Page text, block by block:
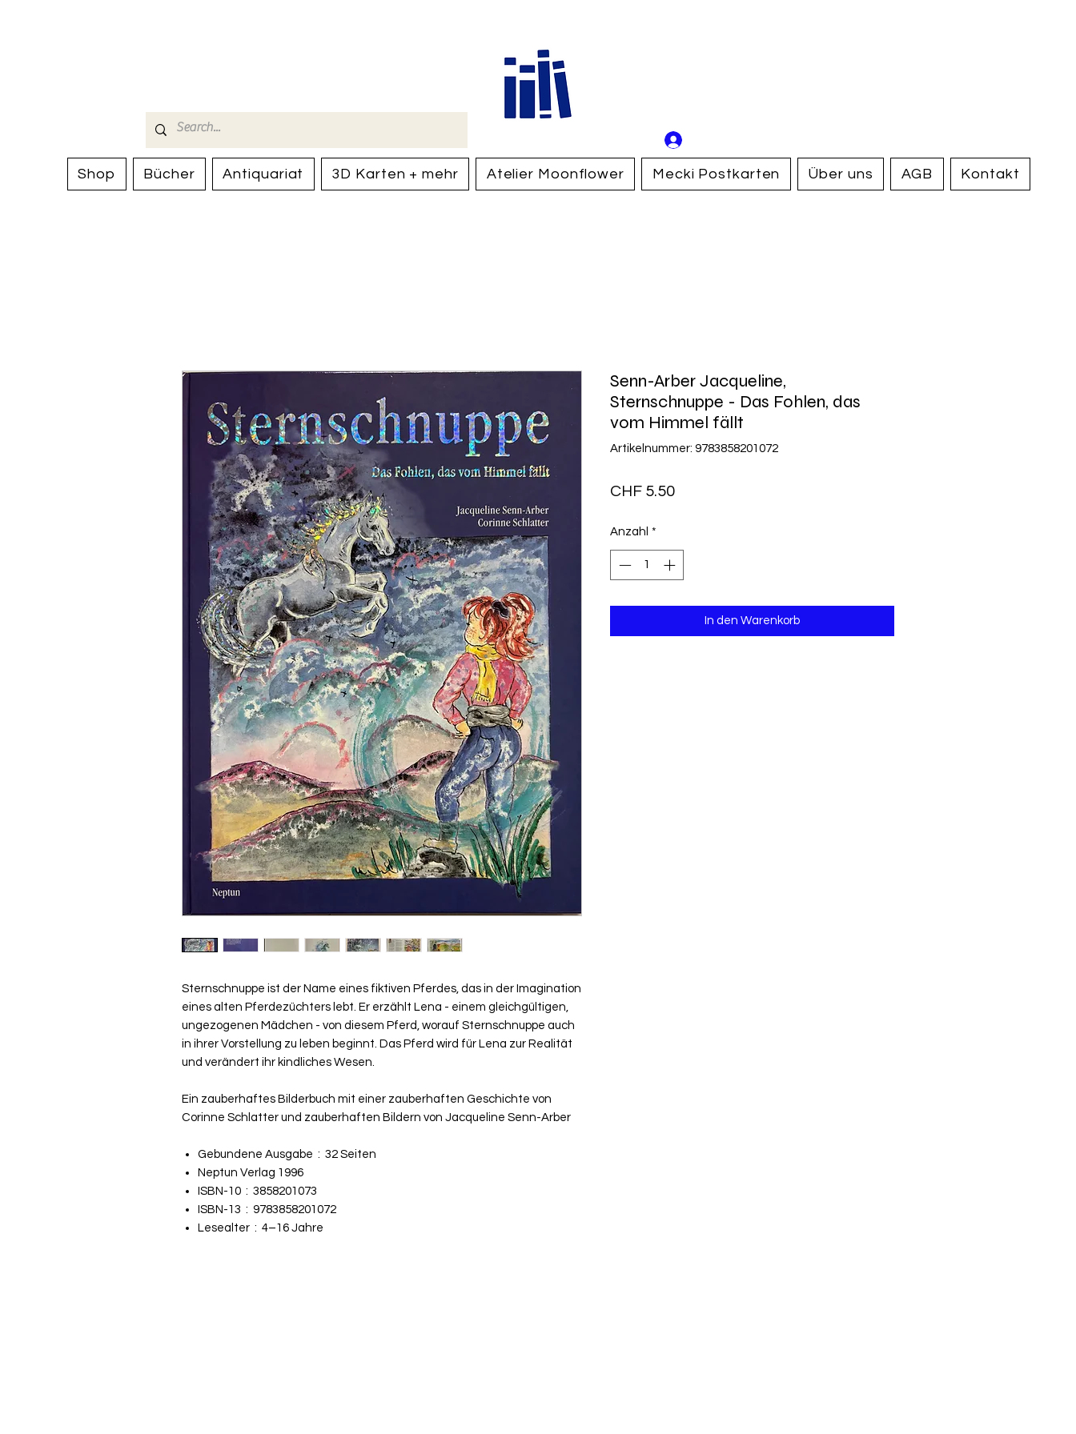
Shop Bücher Antiquariat 3D Karten + mehr Atelier Moonflower Mecki Postkarten Über uns AGB Kontakt
Sternschnuppe ist der Name eines fiktiven Pferdes, das in der Imagination
eines alten Pferdezüchters lebt. Er erzählt Lena - einem gleichgültigen,
ungezogenen Mädchen - von diesem Pferd, worauf Sternschnuppe auch
in ihrer Vorstellung zu leben beginnt. Das Pferd wird für Lena zur Realität
und verändert ihr kindliches Wesen.
Ein zauberhaftes Bilderbuch mit einer zauberhaften Geschichte von
Corinne Schlatter und zauberhaften Bildern von Jacqueline Senn-Arber
Gebundene Ausgabe ‏ : ‎ 32 Seiten
Neptun Verlag 1996
ISBN-10 ‏ : ‎ 3858201073
ISBN-13 ‏ : ‎ 9783858201072
Lesealter ‏ : ‎ 4–16 Jahre
Senn-Arber Jacqueline,
Sternschnuppe - Das Fohlen, das
vom Himmel fällt
Artikelnummer: 9783858201072
CHF 5.50Preis
Anzahl *
In den Warenkorb